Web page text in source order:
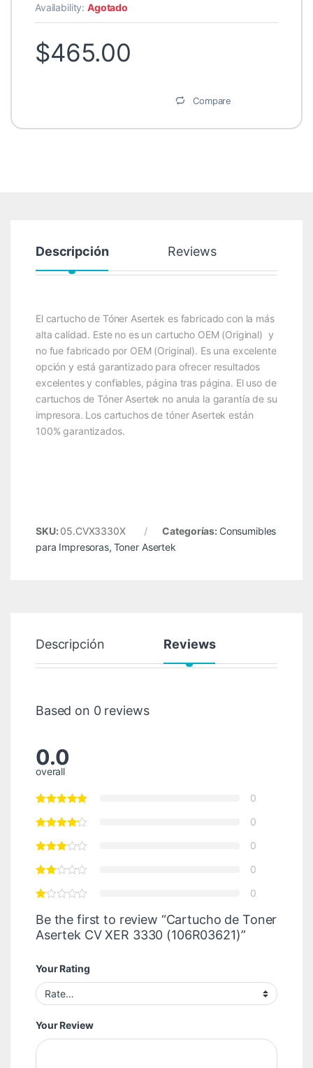
Availability:Agotado
$465.00
Compare
Descripción Reviews
El cartucho de Tóner Asertek es fabricado con la más
alta calidad. Este no es un cartucho OEM (Original) y
no fue fabricado por OEM (Original). Es una excelente
opción y está garantizado para ofrecer resultados
excelentes y confiables, página tras página. El uso de
cartuchos de Tóner Asertek no anula la garantía de su
impresora. Los cartuchos de tóner Asertek están
100% garantizados.
SKU: 05.CVX3330X Categorías: Consumibles
para Impresoras, Toner Asertek
Descripción Reviews
Based on 0 reviews
0.0
overall
0
0
0
0
0
Be the first to review “Cartucho de Toner
Asertek CV XER 3330 (106R03621)”
Your Rating
Your Review